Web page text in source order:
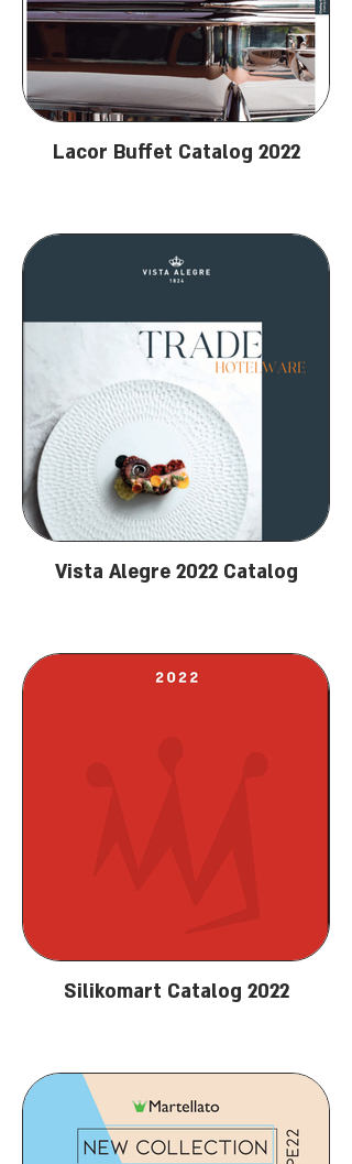
Lacor Buffet Catalog 2022
Vista Alegre 2022 Catalog
Silikomart Catalog 2022